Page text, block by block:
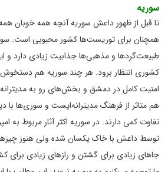
سوریه
تا قبل از ظهور داعش سوریه آنچه همه خوبان
همچنان برای توریست‌ها کشور محبوبی است.
طبیعت‌گردها و مذهبی‌ها جذابیت زیادی دارد و
کشوری انتظار برود. هر چند سوریه هم
امنیت کامل در دمشق و بخش‌های رو به
هم متاثر از فرهنگ مدیترانه‌ایست و سوری‌ها با
تفاوت کمی دارند. در سوریه اکثر آثار مربوط به
توسط داعش با خاک یکسان شده ولی هنوز
جاهای زیادی برای گشتن و رازهای زیادی